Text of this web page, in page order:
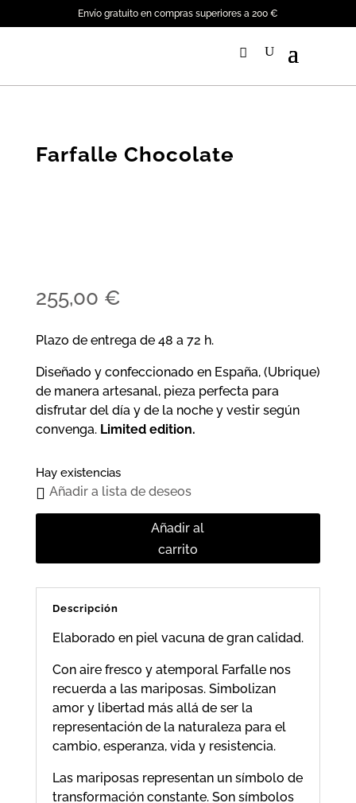
Envío gratuito en compras superiores a 200 €
Farfalle Chocolate
255,00 €
Plazo de entrega de 48 a 72 h.
Diseñado y confeccionado en España, (Ubrique)
de manera artesanal, pieza perfecta para
disfrutar del día y de la noche y vestir según
convenga.Limited edition.
Hay existencias
Añadir a lista de deseos
Añadir al
carrito
Descripción
Elaborado en piel vacuna de gran calidad.
Con aire fresco y atemporal Farfalle nos
recuerda a las mariposas. Simbolizan
amor y libertad más allá de ser la
representación de la naturaleza para el
cambio, esperanza, vida y resistencia.
Las mariposas representan un símbolo de
transformación constante. Son símbolos